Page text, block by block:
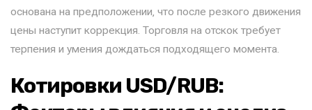
основана на предположении‚ что после резкого движения
цены наступит коррекция. Торговля на отскок требует
терпения и умения дождаться подходящего момента.
Котировки USD/RUB: